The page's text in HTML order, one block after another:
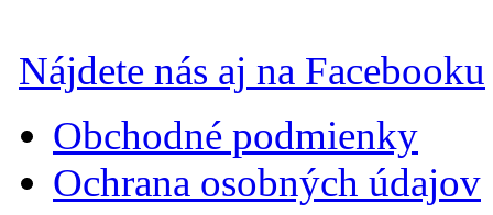
Nájdete nás aj na Facebooku
Obchodné podmienky
Ochrana osobných údajov